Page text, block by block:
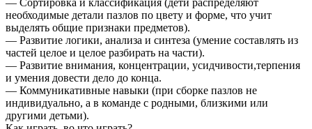
— Сортировка и классификация (дети распределяют
необходимые детали пазлов по цвету и форме, что учит
выделять общие признаки предметов).
— Развитие логики, анализа и синтеза (умение составлять из
частей целое и целое разбирать на части).
— Развитие внимания, концентрации, усидчивости,терпения
и умения довести дело до конца.
— Коммуникативные навыки (при сборке пазлов не
индивидуально, а в команде с родными, близкими или
другими детьми).